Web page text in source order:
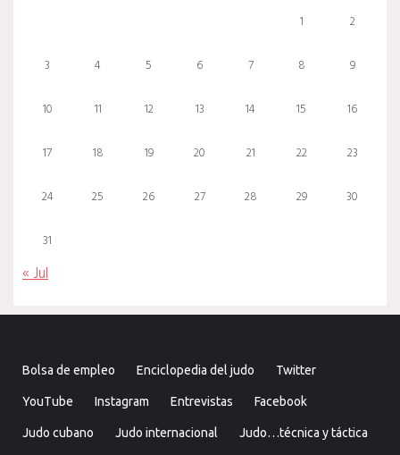
1 2
3 4 5 6 7 8 9
10 11 12 13 14 15 16
17 18 19 20 21 22 23
24 25 26 27 28 29 30
31
« Jul
Bolsa de empleo Enciclopedia del judo Twitter
YouTube Instagram Entrevistas Facebook
Judo cubano Judo internacional Judo…técnica y táctica